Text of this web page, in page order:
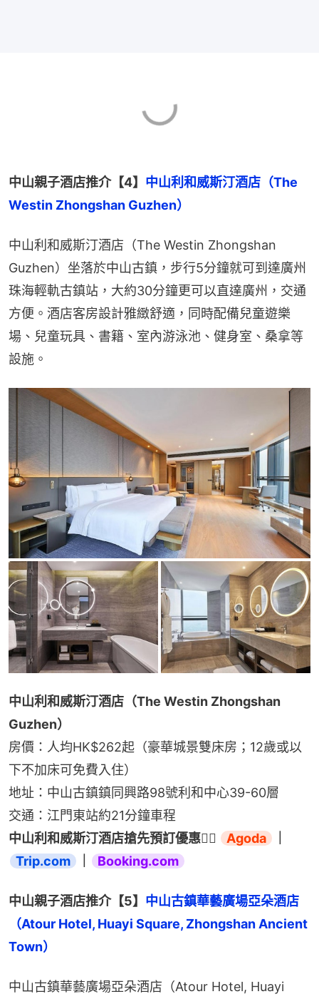
中山親子酒店推介【4】 中山利和威斯汀酒店（The
Westin Zhongshan Guzhen）
中山利和威斯汀酒店（The Westin Zhongshan
Guzhen）坐落於中山古鎮，步行5分鐘就可到達廣州
珠海輕軌古鎮站，大約30分鐘更可以直達廣州，交通
方便。酒店客房設計雅緻舒適，同時配備兒童遊樂
場、兒童玩具、書籍、室內游泳池、健身室、桑拿等
設施。
中山利和威斯汀酒店（The Westin Zhongshan
Guzhen）
房價：人均HK$262起（豪華城景雙床房；12歲或以
下不加床可免費入住）
地址：中山古鎮鎮同興路98號利和中心39-60層
交通：江門東站約21分鐘車程
中山利和威斯汀酒店搶先預訂優惠👉🏻
Agoda
Trip.com
Booking.com
中山親子酒店推介【5】 中山古鎮華藝廣場亞朵酒店
（Atour Hotel, Huayi Square, Zhongshan Ancient
Town）
中山古鎮華藝廣場亞朵酒店（Atour Hotel, Huayi